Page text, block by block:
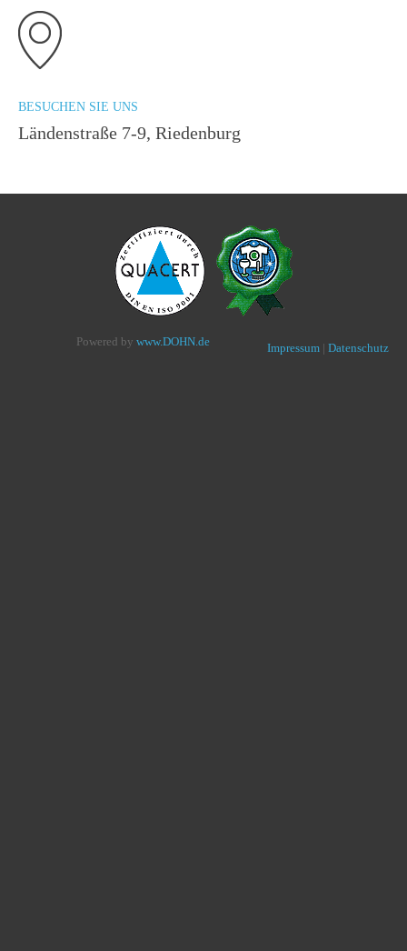
BESUCHEN SIE UNS
Ländenstraße 7-9, Riedenburg
Impressum | Datenschutz
Powered by www.DOHN.de